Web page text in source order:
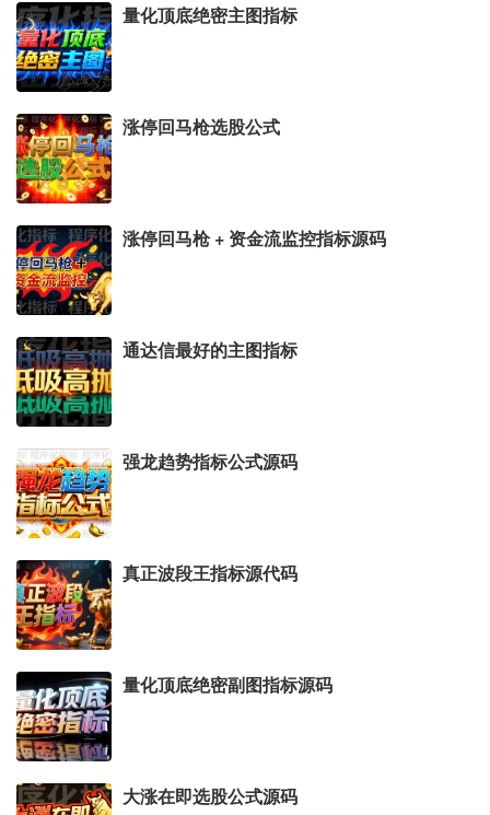
量化顶底绝密主图指标
涨停回马枪选股公式
涨停回马枪 + 资金流监控指标源码
通达信最好的主图指标
强龙趋势指标公式源码
真正波段王指标源代码
量化顶底绝密副图指标源码
大涨在即选股公式源码